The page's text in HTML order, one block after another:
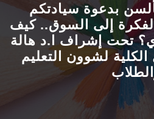
القطاعات
الأقسام
برامج الساعات المعتمدة
المكاتب والمراكز والوحدات
بدعوة سيادتكم
إلى السوق.. كيف
تحت إشراف ا.د هالة
لشوون التعليم